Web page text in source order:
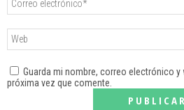
Guarda mi nombre, correo electrónico y
próxima vez que comente.